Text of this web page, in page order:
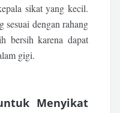
sikat yang kecil.
sesuai dengan rahang
bersih karena dapat
gigi.
Menyikat